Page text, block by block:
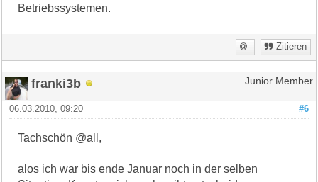
Betriebssystemen.
Zitieren
franki3b Junior Member
#6
06.03.2010, 09:20
Tachschön @all,
alos ich war bis ende Januar noch in der selben